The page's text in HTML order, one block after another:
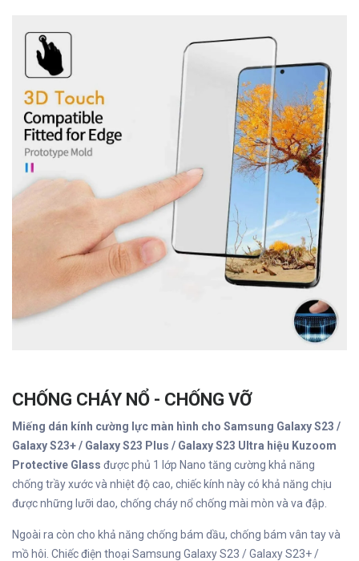
CHỐNG CHÁY NỔ - CHỐNG VỠ
Miếng dán kính cường lực màn hình cho Samsung Galaxy S23 /
Galaxy S23+ / Galaxy S23 Plus / Galaxy S23 Ultra hiệu Kuzoom
Protective Glass được phủ 1 lớp Nano tăng cường khả năng
chống trầy xước và nhiệt độ cao, chiếc kính này có khả năng chịu
được những lưỡi dao, chống cháy nổ chống mài mòn và va đập.
Ngoài ra còn cho khả năng chống bám dầu, chống bám vân tay và
mồ hôi. Chiếc điện thoại Samsung Galaxy S23 / Galaxy S23+ /